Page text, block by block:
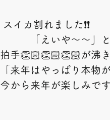
スイカ割れました❗❗
「えいや～～」とい
拍手👏🏻👏🏻👏🏻が沸き
「来年はやっぱり本物
今から来年が楽しみです